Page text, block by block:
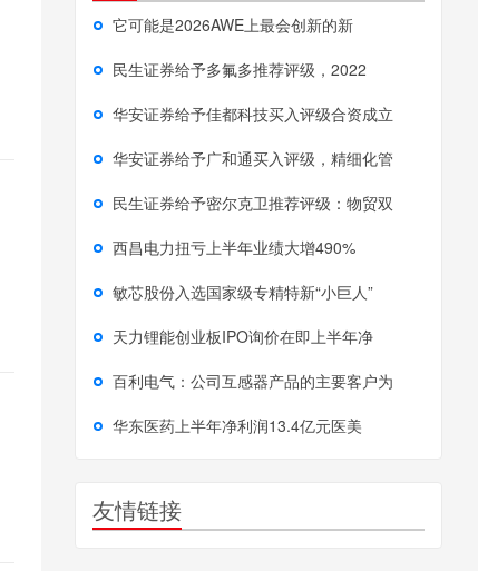
它可能是2026AWE上最会创新的新
民生证券给予多氟多推荐评级，2022
华安证券给予佳都科技买入评级合资成立
华安证券给予广和通买入评级，精细化管
民生证券给予密尔克卫推荐评级：物贸双
西昌电力扭亏上半年业绩大增490%
敏芯股份入选国家级专精特新“小巨人”
天力锂能创业板IPO询价在即上半年净
百利电气：公司互感器产品的主要客户为
华东医药上半年净利润13.4亿元医美
友情链接